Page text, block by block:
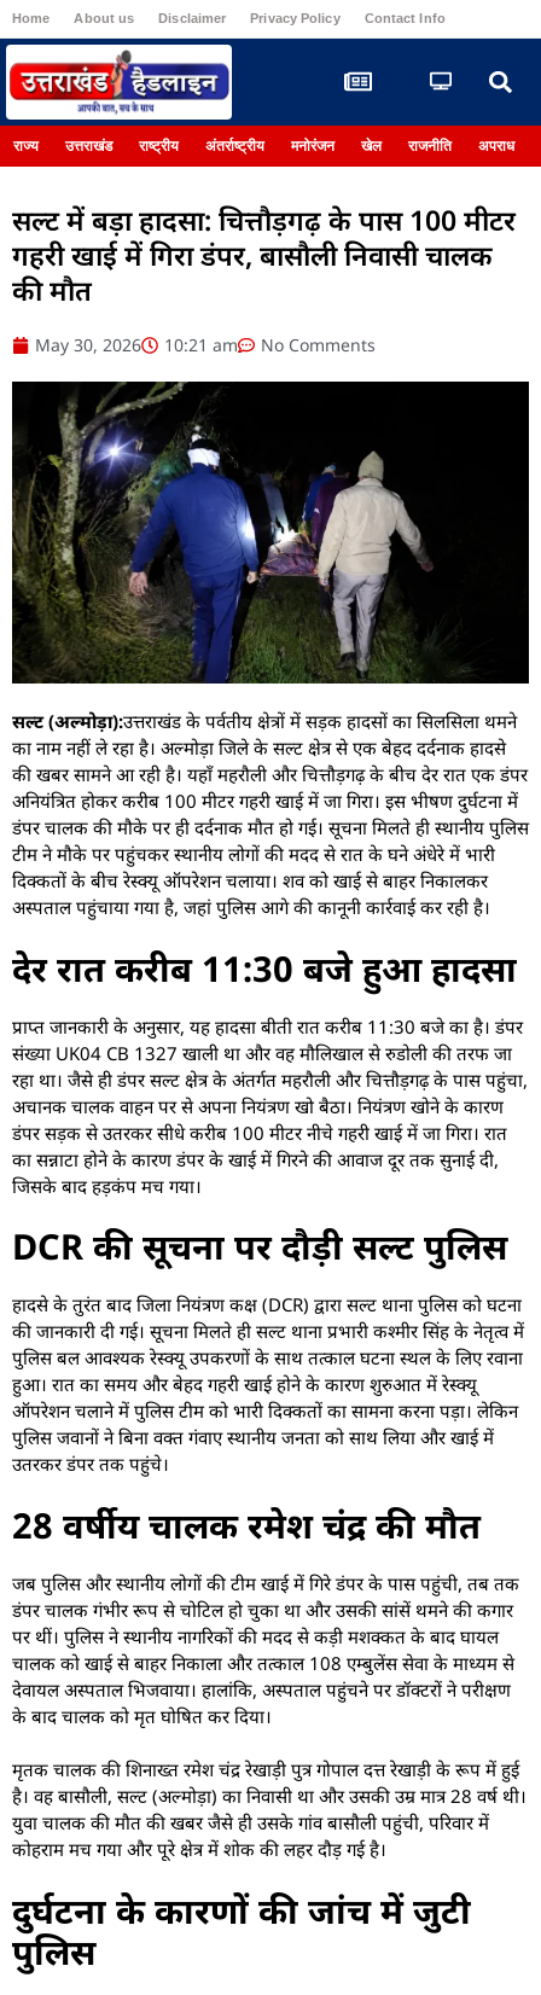
Home About us Disclaimer Privacy Policy Contact Info
राज्य उत्तराखंड राष्ट्रीय अंतर्राष्ट्रीय मनोरंजन खेल राजनीति अपराध
सल्ट में बड़ा हादसा: चित्तौड़गढ़ के पास 100 मीटर
गहरी खाई में गिरा डंपर, बासौली निवासी चालक
की मौत
May 30, 2026 10:21 am No Comments
सल्ट (अल्मोड़ा):उत्तराखंड के पर्वतीय क्षेत्रों में सड़क हादसों का सिलसिला थमने
का नाम नहीं ले रहा है। अल्मोड़ा जिले के सल्ट क्षेत्र से एक बेहद दर्दनाक हादसे
की खबर सामने आ रही है। यहाँ महरौली और चित्तौड़गढ़ के बीच देर रात एक डंपर
अनियंत्रित होकर करीब 100 मीटर गहरी खाई में जा गिरा। इस भीषण दुर्घटना में
डंपर चालक की मौके पर ही दर्दनाक मौत हो गई। सूचना मिलते ही स्थानीय पुलिस
टीम ने मौके पर पहुंचकर स्थानीय लोगों की मदद से रात के घने अंधेरे में भारी
दिक्कतों के बीच रेस्क्यू ऑपरेशन चलाया। शव को खाई से बाहर निकालकर
अस्पताल पहुंचाया गया है, जहां पुलिस आगे की कानूनी कार्रवाई कर रही है।
देर रात करीब 11:30 बजे हुआ हादसा
​प्राप्त जानकारी के अनुसार, यह हादसा बीती रात करीब 11:30 बजे का है। डंपर
संख्या UK04 CB 1327 खाली था और वह मौलिखाल से रुडोली की तरफ जा
रहा था। जैसे ही डंपर सल्ट क्षेत्र के अंतर्गत महरौली और चित्तौड़गढ़ के पास पहुंचा,
अचानक चालक वाहन पर से अपना नियंत्रण खो बैठा। नियंत्रण खोने के कारण
डंपर सड़क से उतरकर सीधे करीब 100 मीटर नीचे गहरी खाई में जा गिरा। रात
का सन्नाटा होने के कारण डंपर के खाई में गिरने की आवाज दूर तक सुनाई दी,
जिसके बाद हड़कंप मच गया।
DCR की सूचना पर दौड़ी सल्ट पुलिस
​हादसे के तुरंत बाद जिला नियंत्रण कक्ष (DCR) द्वारा सल्ट थाना पुलिस को घटना
की जानकारी दी गई। सूचना मिलते ही सल्ट थाना प्रभारी कश्मीर सिंह के नेतृत्व में
पुलिस बल आवश्यक रेस्क्यू उपकरणों के साथ तत्काल घटना स्थल के लिए रवाना
हुआ। रात का समय और बेहद गहरी खाई होने के कारण शुरुआत में रेस्क्यू
ऑपरेशन चलाने में पुलिस टीम को भारी दिक्कतों का सामना करना पड़ा। लेकिन
पुलिस जवानों ने बिना वक्त गंवाए स्थानीय जनता को साथ लिया और खाई में
उतरकर डंपर तक पहुंचे।
28 वर्षीय चालक रमेश चंद्र की मौत
​जब पुलिस और स्थानीय लोगों की टीम खाई में गिरे डंपर के पास पहुंची, तब तक
डंपर चालक गंभीर रूप से चोटिल हो चुका था और उसकी सांसें थमने की कगार
पर थीं। पुलिस ने स्थानीय नागरिकों की मदद से कड़ी मशक्कत के बाद घायल
चालक को खाई से बाहर निकाला और तत्काल 108 एम्बुलेंस सेवा के माध्यम से
देवायल अस्पताल भिजवाया। हालांकि, अस्पताल पहुंचने पर डॉक्टरों ने परीक्षण
के बाद चालक को मृत घोषित कर दिया।
मृतक चालक की शिनाख्त रमेश चंद्र रेखाड़ी पुत्र गोपाल दत्त रेखाड़ी के रूप में हुई
है। वह बासौली, सल्ट (अल्मोड़ा) का निवासी था और उसकी उम्र मात्र 28 वर्ष थी।
युवा चालक की मौत की खबर जैसे ही उसके गांव बासौली पहुंची, परिवार में
कोहराम मच गया और पूरे क्षेत्र में शोक की लहर दौड़ गई है।
दुर्घटना के कारणों की जांच में जुटी
पुलिस